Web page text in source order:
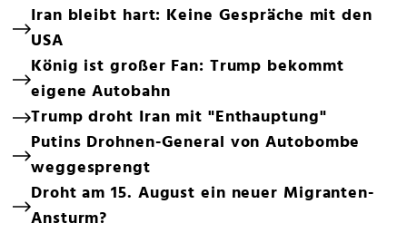
Iran bleibt hart: Keine Gespräche mit den
USA
König ist großer Fan: Trump bekommt
eigene Autobahn
Trump droht Iran mit "Enthauptung"
Putins Drohnen-General von Autobombe
weggesprengt
Droht am 15. August ein neuer Migranten-
Ansturm?